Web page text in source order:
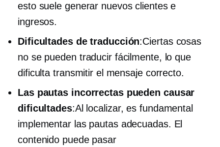
esto suele generar nuevos clientes e
ingresos.
Dificultades de traducción:Ciertas cosas
no se pueden traducir fácilmente, lo que
dificulta transmitir el mensaje correcto.
Las pautas incorrectas pueden causar
dificultades:Al localizar, es fundamental
implementar las pautas adecuadas. El
contenido puede pasar